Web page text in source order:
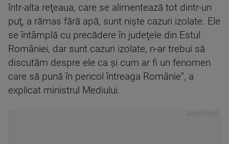
într-alta reţeaua, care se alimentează tot dintr-un
puţ, a rămas fără apă, sunt nişte cazuri izolate. Ele
se întâmplă cu precădere în judeţele din Estul
României, dar sunt cazuri izolate, n-ar trebui să
discutăm despre ele ca şi cum ar fi un fenomen
care să pună în pericol întreaga Românie”, a
explicat ministrul Mediului.